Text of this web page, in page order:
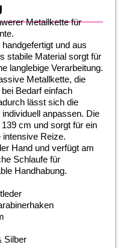
Metallkette für
und aus
stabile Material sorgt für
langlebige Verarbeitung.
Metallkette, die
Bedarf einfach
lässt sich die
anpassen. Die
cm und sorgt für ein
Reize.
Hand und verfügt am
Schlaufe für
Handhabung.
Silber